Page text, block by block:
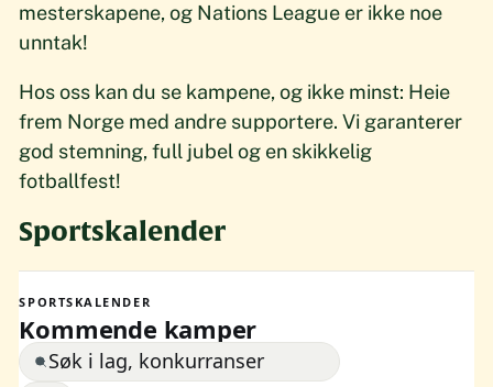
mesterskapene, og Nations League er ikke noe
unntak!
Hos oss kan du se kampene, og ikke minst: Heie
frem Norge med andre supportere. Vi garanterer
god stemning, full jubel og en skikkelig
fotballfest!
Sportskalender
SPORTSKALENDER
Kommende kamper